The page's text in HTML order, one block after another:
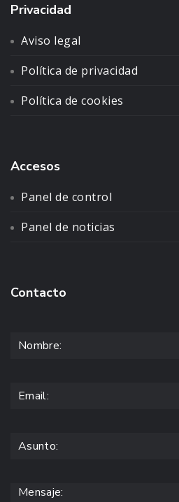
Privacidad
Aviso legal
Política de privacidad
Política de cookies
Accesos
Panel de control
Panel de noticias
Contacto